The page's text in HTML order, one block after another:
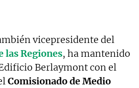
vicepresidente del
las Regiones, ha mantenido
Berlaymont con el
Comisionado de Medio